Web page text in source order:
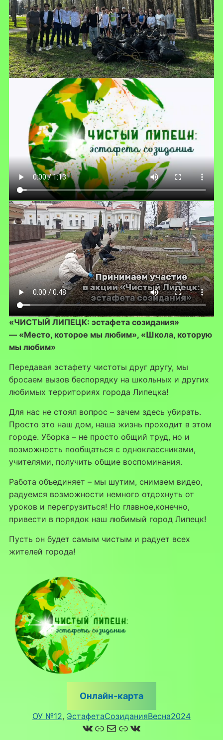
«ЧИСТЫЙ ЛИПЕЦК: эстафета созидания»
— «Место, которое мы любим», «Школа, которую
мы любим»
Передавая эстафету чистоты друг другу, мы
бросаем вызов беспорядку на школьных и других
любимых территориях города Липецка!
Для нас не стоял вопрос – зачем здесь убирать.
Просто это наш дом, наша жизнь проходит в этом
городе. Уборка – не просто общий труд, но и
возможность пообщаться с одноклассниками,
учителями, получить общие воспоминания.
Работа объединяет – мы шутим, снимаем видео,
радуемся возможности немного отдохнуть от
уроков и перегрузиться! Но главное,конечно,
привести в порядок наш любимый город Липецк!
Пусть он будет самым чистым и радует всех
жителей города!
Онлайн-карта
ОУ №12, ЭстафетаСозиданияВесна2024
ВКонтакте
Ссылка
Почта
Ссылка
ВКонтакте